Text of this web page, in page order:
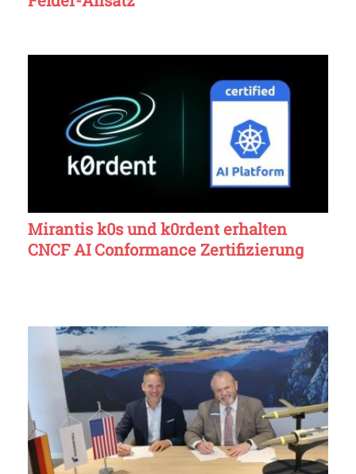
Mirantis k0s und k0rdent erhalten
CNCF AI Conformance Zertifizierung